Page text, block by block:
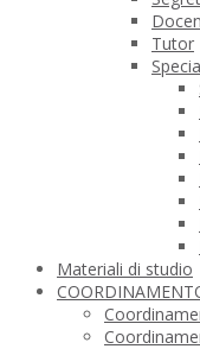
Tutor
Materiali di studio